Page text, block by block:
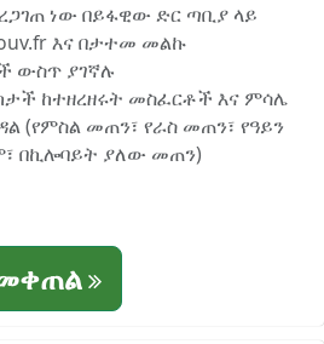
ነው በይፋዊው ድር ጣቢያ ላይ
እና በታተመ መልኩ
ውስጥ ያገኛሉ
ከተዘረዘሩት መስፈርቶች እና ምሳሌ
(የምስል መጠን፣ የራስ መጠን፣ የዓይን
በኪሎባይት ያለው መጠን)